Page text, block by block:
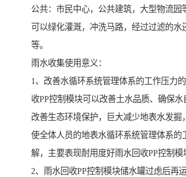
公共：市民中心，公共建筑，大型物流园
可以绿化灌溉，冲洗马路，经过过滤的水
等。
雨水收集使用意义：
1、改善水循环系统管理体系的工作压力
收PP控制模块可以改善土水品质、确保水
改善生态环境保护，巨大减少地表水发掘
使全体人员的地表水循环系统管理体系的
解，主要表现耐用度好雨水回收PP控制模
2、雨水回收PP控制模块储水罐过虑后再